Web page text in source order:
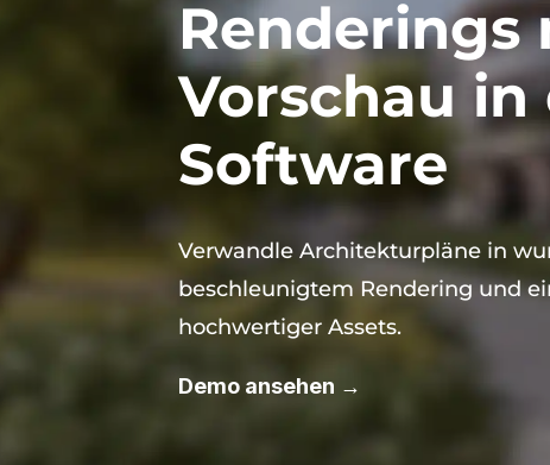
Renderings
Vorschau
Software
Verwandle Architekturpläne in
beschleunigtem Rendering und
hochwertiger Assets.
Demo ansehen →